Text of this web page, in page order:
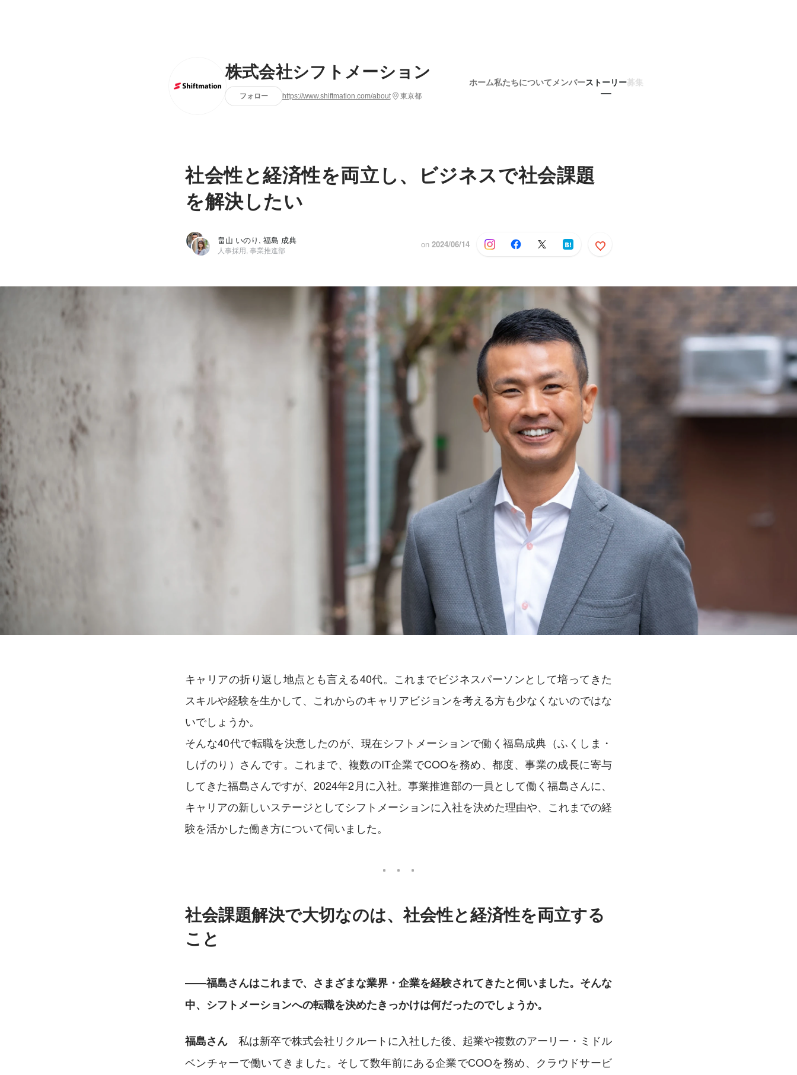
株式会社シフトメーション
フォロー https://www.shiftmation.com/about 東京都
ホーム私たちについて メンバーストーリー募集
社会性と経済性を両立し、ビジネスで社会課題
を解決したい
畠山 いのり, 福島 成典
人事採用, 事業推進部
on 2024/06/14
キャリアの折り返し地点とも言える40代。これまでビジネスパーソンとして培ってきた
スキルや経験を生かして、これからのキャリアビジョンを考える方も少なくないのではな
いでしょうか。
そんな40代で転職を決意したのが、現在シフトメーションで働く福島成典（ふくしま・
しげのり）さんです。これまで、複数のIT企業でCOOを務め、都度、事業の成長に寄与
してきた福島さんですが、2024年2月に入社。事業推進部の一員として働く福島さんに、
キャリアの新しいステージとしてシフトメーションに入社を決めた理由や、これまでの経
験を活かした働き方について伺いました。
社会課題解決で大切なのは、社会性と経済性を両立する
こと
――福島さんはこれまで、さまざまな業界・企業を経験されてきたと伺いました。そんな
中、シフトメーションへの転職を決めたきっかけは何だったのでしょうか。
福島さん 私は新卒で株式会社リクルートに入社した後、起業や複数のアーリー・ミドル
ベンチャーで働いてきました。そして数年前にある企業でCOOを務め、クラウドサービ